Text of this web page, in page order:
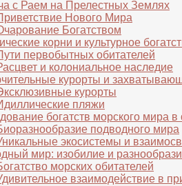
с Раем на Прелестных Землях
Нового Мира
Богатством
корни и культурное
первобытных обитателей
и колониальное наследие
курорты и
курорты
пляжи
богатств морского мира в
подводного мира
экосистемы и
мир: изобилие и
морских обитателей
взаимодействие в